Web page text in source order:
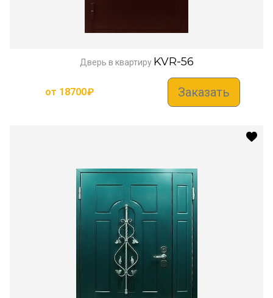
Дверь в квартиру KVR-56
от 18700₽ Заказать